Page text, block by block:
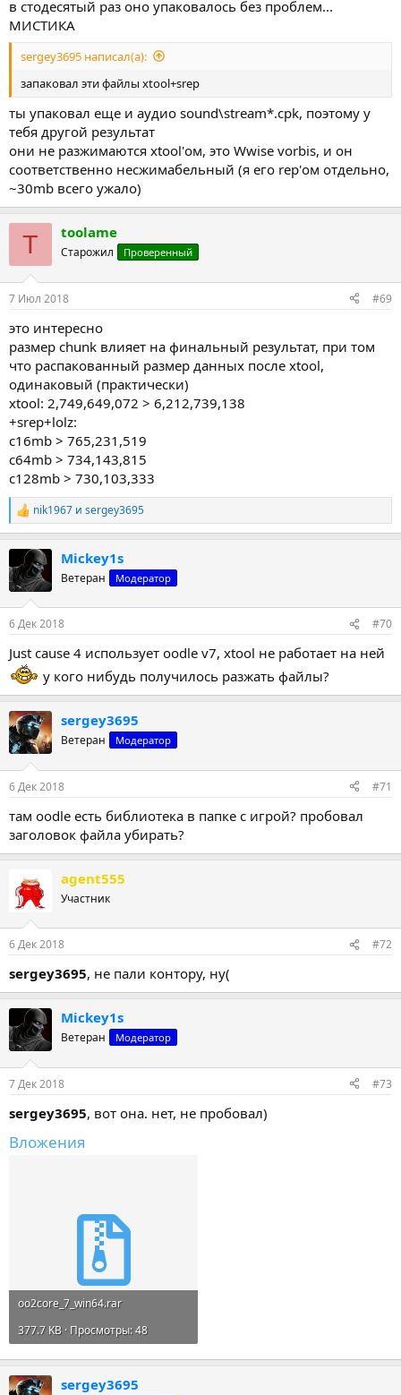
в стодесятый раз оно упаковалось без проблем...
МИСТИКА
sergey3695 написал(а):
запаковал эти файлы xtool+srep
ты упаковал еще и аудио sound\stream*.cpk, поэтому у
тебя другой результат
они не разжимаются xtool'ом, это Wwise vorbis, и он
соответственно несжимабельный (я его rep'ом отдельно,
~30mb всего ужало)
T toolame
Старожил Проверенный
7 Июл 2018 #69
это интересно
размер chunk влияет на финальный результат, при том
что распакованный размер данных после xtool,
одинаковый (практически)
xtool: 2,749,649,072 > 6,212,739,138
+srep+lolz:
c16mb > 765,231,519
c64mb > 734,143,815
c128mb > 730,103,333
Р
е
ц
и
nik1967 и sergey3695
Mickey1s
Ветеран Модератор
6 Дек 2018 #70
Just cause 4 использует oodle v7, xtool не работает на ней
у кого нибудь получилось разжать файлы?
sergey3695
Ветеран Модератор
6 Дек 2018 #71
там oodle есть библиотека в папке с игрой? пробовал
заголовок файла убирать?
agent555
Участник
6 Дек 2018 #72
sergey3695, не пали контору, ну(
Mickey1s
Ветеран Модератор
7 Дек 2018 #73
sergey3695, вот она. нет, не пробовал)
Вложения
oo2core_7_win64.rar
377.7 KB · Просмотры: 48
sergey3695